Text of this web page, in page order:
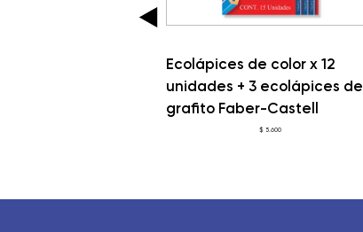
Ecolápices de color x 12
unidades + 3 ecolápices de
grafito Faber-Castell
$ 5.600